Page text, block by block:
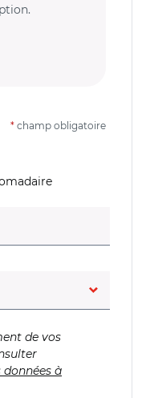
* champ obligatoire
de vos
à